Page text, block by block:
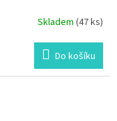
Skladem (47 ks)
Do košíku